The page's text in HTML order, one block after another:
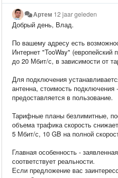
Артем 12 jaar geleden
Добрый день, Влад.
По вашему адресу есть
Интернет "TooWay" (европейский
до 20 Мбит/с, в зависимости от
Для подключения
антенна, стоимость
предоставляется в пользование.
Тарифные планы безлимитные,
объема трафика скорость
5 Мбит/с, 10 GB на полной
Главная особенность -
соответствует реальности.
Если предложение вас